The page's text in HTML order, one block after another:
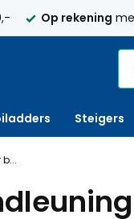
Op rekening
Steigers